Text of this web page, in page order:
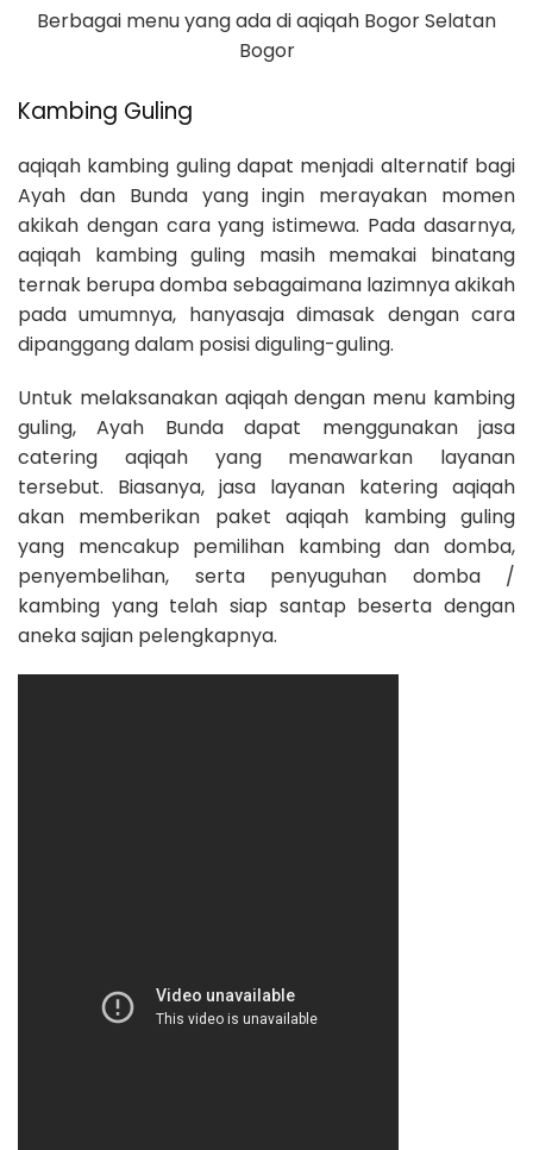
Berbagai menu yang ada di aqiqah Bogor Selatan
Bogor
Kambing Guling
aqiqah kambing guling dapat menjadi alternatif bagi
Ayah dan Bunda yang ingin merayakan momen
akikah dengan cara yang istimewa. Pada dasarnya,
aqiqah kambing guling masih memakai binatang
ternak berupa domba sebagaimana lazimnya akikah
pada umumnya, hanyasaja dimasak dengan cara
dipanggang dalam posisi diguling-guling.
Untuk melaksanakan aqiqah dengan menu kambing
guling, Ayah Bunda dapat menggunakan jasa
catering aqiqah yang menawarkan layanan
tersebut. Biasanya, jasa layanan katering aqiqah
akan memberikan paket aqiqah kambing guling
yang mencakup pemilihan kambing dan domba,
penyembelihan, serta penyuguhan domba /
kambing yang telah siap santap beserta dengan
aneka sajian pelengkapnya.